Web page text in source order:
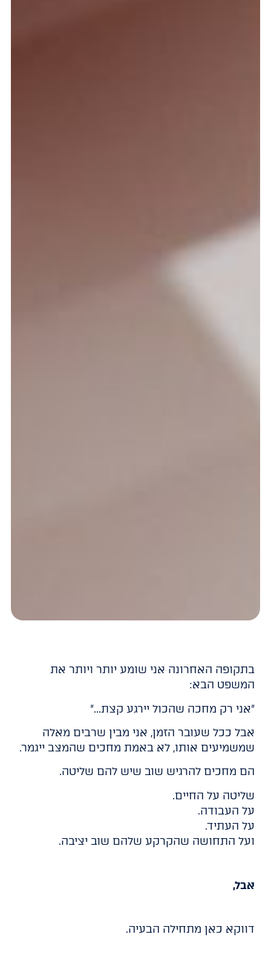
בתקופה האחרונה אני שומע יותר ויותר את
המשפט הבא:
"אני רק מחכה שהכול יירגע קצת…"
אבל ככל שעובר הזמן, אני מבין שרבים מאלה
שמשמיעים אותו, לא באמת מחכים שהמצב ייגמר.
הם מחכים להרגיש שוב שיש להם שליטה.
שליטה על החיים.
על העבודה.
על העתיד.
ועל התחושה שהקרקע שלהם שוב יציבה.
אבל,
דווקא כאן מתחילה הבעיה.